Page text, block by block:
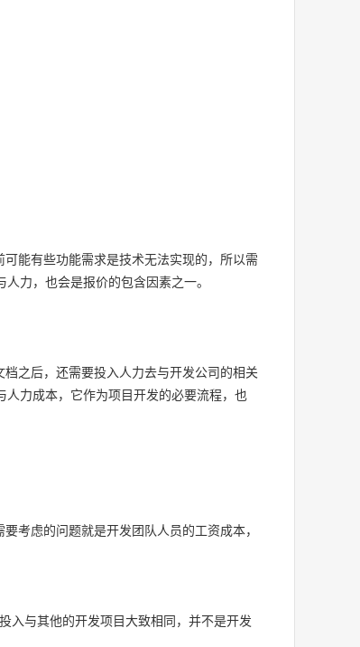
能有些功能需求是技术无法实现的，所以需
力，也会是报价的包含因素之一。
之后，还需要投入人力去与开发公司的相关
力成本，它作为项目开发的必要流程，也
考虑的问题就是开发团队人员的工资成本，
入与其他的开发项目大致相同，并不是开发